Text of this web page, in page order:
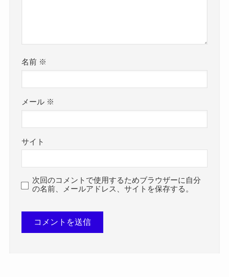
名前 ※
メール ※
サイト
次回のコメントで使用するためブラウザーに自分
の名前、メールアドレス、サイトを保存する。